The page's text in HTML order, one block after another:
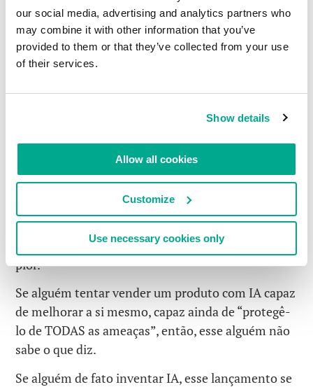
our social media, advertising and analytics partners who
may combine it with other information that you’ve
provided to them or that they’ve collected from your use
of their services.
Show details
Allow all cookies
Customize
Use necessary cookies only
constantemente se corrigindo e melhorando.
Apenas uma pequena fração do trabalho precisa da
expertise humana.
apenas um algoritmo de computador – no nosso
caso, algoritmos de alta qualidade, escritos com
alto grau de profissionalismo, talento e paixão pela
luta contra o cibercrime. Chamar isso de IA seria
enganação na melhor das hipóteses, ridículo na
pior.
Se alguém tentar vender um produto com IA capaz
de melhorar a si mesmo, capaz ainda de “protegê-
lo de TODAS as ameaças”, então, esse alguém não
sabe o que diz.
Se alguém de fato inventar IA, esse lançamento se